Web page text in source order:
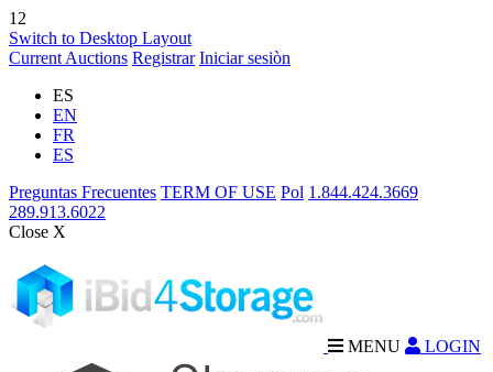
12
Switch to Desktop Layout
Current Auctions Registrar Iniciar sesiòn
ES
EN
FR
ES
Preguntas Frecuentes TERM OF USE Pol 1.844.424.3669
289.913.6022
Close X
MENU LOGIN